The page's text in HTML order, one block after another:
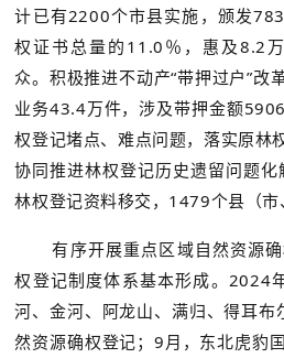
计已有2200个市县实施，颁发
权证书总量的11.0％，惠及8.2
众。积极推进不动产“带押过户”改
业务43.4万件，涉及带押金额
权登记堵点、难点问题，落实原林
协同推进林权登记历史遗留问题
林权登记资料移交，1479个县（市
有序开展重点区域自然资源
权登记制度体系基本形成。2024
河、金河、阿龙山、满归、得耳布
然资源确权登记；9月，东北虎豹